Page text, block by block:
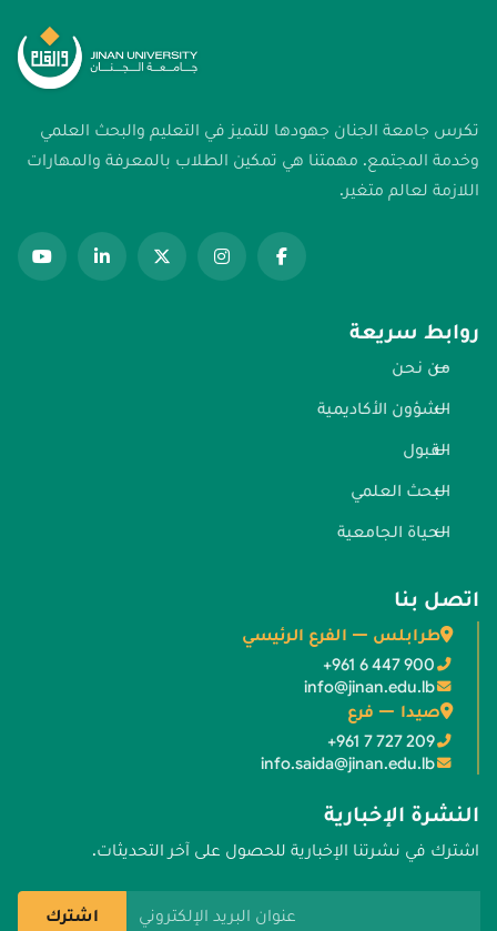
تكرس جامعة الجنان جهودها للتميز في التعليم والبحث العلمي
وخدمة المجتمع. مهمتنا هي تمكين الطلاب بالمعرفة والمهارات
اللازمة لعالم متغير.
روابط سريعة
من نحن
الشؤون الأكاديمية
القبول
البحث العلمي
الحياة الجامعية
اتصل بنا
طرابلس — الفرع الرئيسي
+961 6 447 900
info@jinan.edu.lb
صيدا — فرع
+961 7 727 209
info.saida@jinan.edu.lb
النشرة الإخبارية
اشترك في نشرتنا الإخبارية للحصول على آخر التحديثات.
اشترك